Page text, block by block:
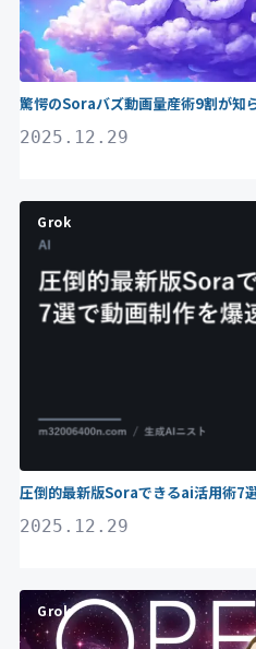
驚愕のSoraバズ動画量産術9割が知
2025.12.29
Grok
圧倒的最新版Soraできるai活用術7
2025.12.29
Grok